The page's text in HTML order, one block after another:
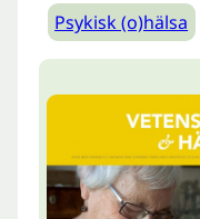
Psykisk (o)hälsa